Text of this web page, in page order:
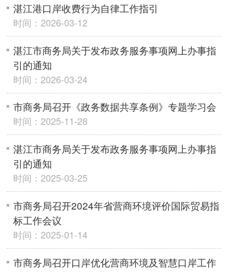
湛江港口岸收费行为自律工作指引
时间：2026-03-12
湛江市商务局关于发布政务服务事项网上办事指
引的通知
时间：2026-03-24
市商务局召开《政务数据共享条例》专题学习会
时间：2025-11-28
湛江市商务局关于发布政务服务事项网上办事指
引的通知
时间：2025-03-25
市商务局召开2024年省营商环境评价国际贸易指
标工作会议
时间：2025-01-14
市商务局召开口岸优化营商环境及智慧口岸工作